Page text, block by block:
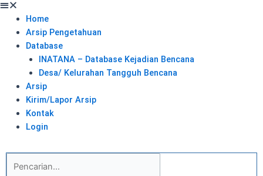
Home
Arsip Pengetahuan
Database
INATANA – Database Kejadian Bencana
Desa/ Kelurahan Tangguh Bencana
Arsip
Kirim/Lapor Arsip
Kontak
Login